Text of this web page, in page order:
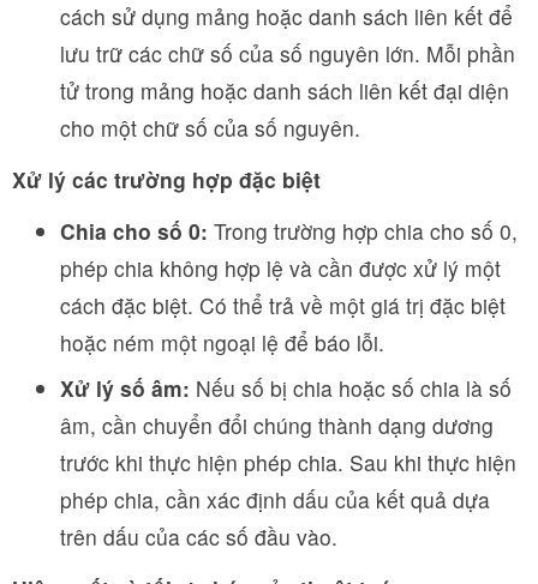
cách sử dụng mảng hoặc danh sách liên kết để
lưu trữ các chữ số của số nguyên lớn. Mỗi phần
tử trong mảng hoặc danh sách liên kết đại diện
cho một chữ số của số nguyên.
Xử lý các trường hợp đặc biệt
Chia cho số 0: Trong trường hợp chia cho số 0,
phép chia không hợp lệ và cần được xử lý một
cách đặc biệt. Có thể trả về một giá trị đặc biệt
hoặc ném một ngoại lệ để báo lỗi.
Xử lý số âm: Nếu số bị chia hoặc số chia là số
âm, cần chuyển đổi chúng thành dạng dương
trước khi thực hiện phép chia. Sau khi thực hiện
phép chia, cần xác định dấu của kết quả dựa
trên dấu của các số đầu vào.